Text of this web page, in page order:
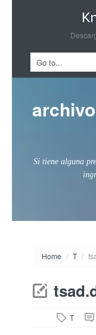
Si tiene alguna
Home / T /
T